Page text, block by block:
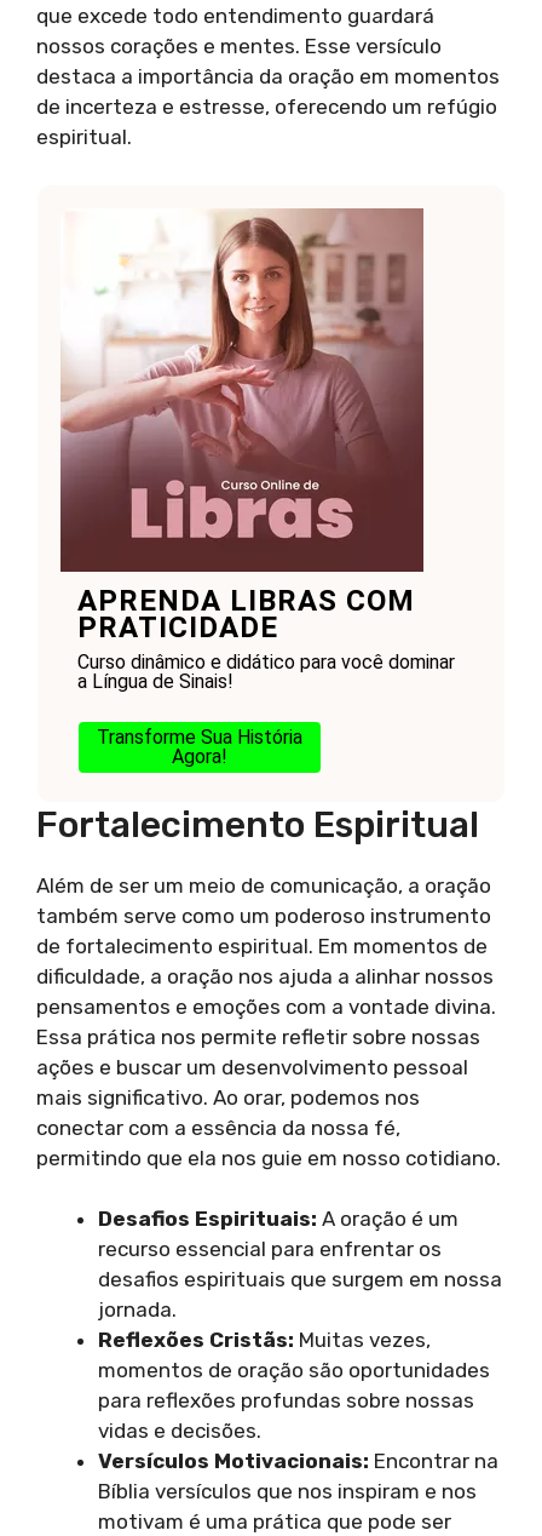
que excede todo entendimento guardará
nossos corações e mentes. Esse versículo
destaca a importância da oração em momentos
de incerteza e estresse, oferecendo um refúgio
espiritual.
APRENDA LIBRAS COM
PRATICIDADE
Curso dinâmico e didático para você dominar
a Língua de Sinais!
Transforme Sua História
Agora!
Fortalecimento Espiritual
Além de ser um meio de comunicação, a oração
também serve como um poderoso instrumento
de fortalecimento espiritual. Em momentos de
dificuldade, a oração nos ajuda a alinhar nossos
pensamentos e emoções com a vontade divina.
Essa prática nos permite refletir sobre nossas
ações e buscar um desenvolvimento pessoal
mais significativo. Ao orar, podemos nos
conectar com a essência da nossa fé,
permitindo que ela nos guie em nosso cotidiano.
Desafios Espirituais: A oração é um
recurso essencial para enfrentar os
desafios espirituais que surgem em nossa
jornada.
Reflexões Cristãs: Muitas vezes,
momentos de oração são oportunidades
para reflexões profundas sobre nossas
vidas e decisões.
Versículos Motivacionais: Encontrar na
Bíblia versículos que nos inspiram e nos
motivam é uma prática que pode ser